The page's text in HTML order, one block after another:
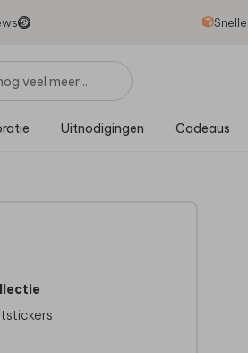
Uitnodigingen Cadeaus